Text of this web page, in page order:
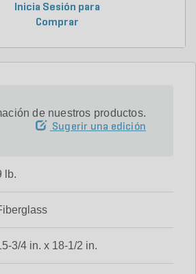
Inicia Sesión para
Comprar
de nuestros productos.
Sugerir una edición
lb.
3/4 in. x 18-1/2 in.